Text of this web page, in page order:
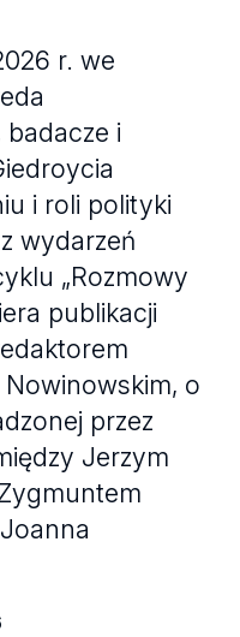
r. we
badacze i
i roli polityki
wydarzeń
„Rozmowy
publikacji
o
przez
Jerzym